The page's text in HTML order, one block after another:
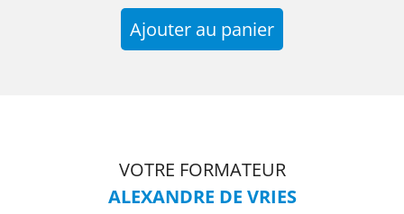
Ajouter au panier
VOTRE FORMATEUR
ALEXANDRE DE VRIES